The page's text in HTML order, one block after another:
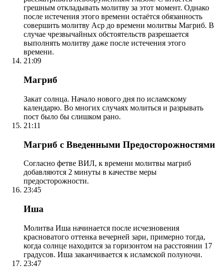
грешным откладывать молитву за этот момент. Однако
после истечения этого времени остаётся обязанность
совершить молитву Аср до времени молитвы Магриб. В
случае чрезвычайных обстоятельств разрешается
выполнять молитву даже после истечения этого
времени.
21:09
Магриб
Закат солнца. Начало нового дня по исламскому
календарю. Во многих случаях молиться и разрывать
пост было бы слишком рано.
21:11
Магриб с Введенными Предосторожностями
Согласно фетве ВИЛ, к времени молитвы магриб
добавляются 2 минуты в качестве меры
предосторожности.
23:45
Иша
Молитва Иша начинается после исчезновения
красноватого оттенка вечерней зари, примерно тогда,
когда солнце находится за горизонтом на расстоянии 17
градусов. Иша заканчивается к исламской полуночи.
23:47